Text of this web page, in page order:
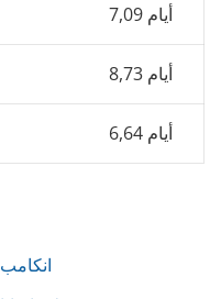
7,09 أيام
8,73 أيام
6,64 أيام
انكامب